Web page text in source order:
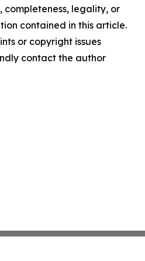
completeness, legality, or
contained in this article.
or copyright issues
contact the author